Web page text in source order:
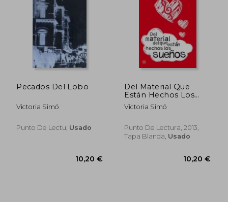
dcto.
Pecados Del Lobo
Victoria Simó
Punto De Lectu, Usado
Del Material Que
Están Hechos Los
Sueños (FORMATO
GRANDE)
Victoria Simó
Punto De Lectura, 2013,
Tapa Blanda, Usado